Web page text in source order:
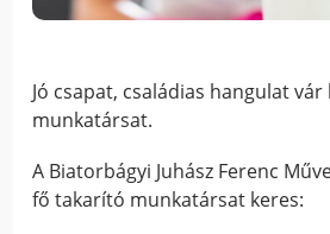
Jó csapat, családias hangulat vár
munkatársat.
A Biatorbágyi Juhász Ferenc
fő takarító munkatársat keres: